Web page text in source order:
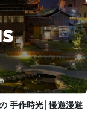
手作時光│慢遊漫遊